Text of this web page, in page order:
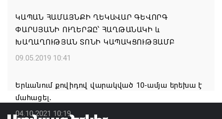
ՍԶՆԱԿ ԵՎ ԴԻՑՄԱՅՐԻ ԳՅՈՒՂԵՐԸ ԱՅՍՈՒՀԵՏԵՎ
ՀԱՄԱԿԱՐԳՎԱԾ ՋՐԱՄԱՏԱԿԱՐԱՐՈՒՄ ԿՈՒՆԵՆԱՆ
05.08.2026 11:26
հաղորդում է ներկայացրել
05.08.2026 11:06
ԿԱՊԱՆ ՀԱՄԱՅՆՔԻ ՂԵԿԱՎԱՐ ԳԵՎՈՐԳ
ՓԱՐՍՅԱՆԻ ՈՒՂԵՐՁԸ՝ ՀԱՂԹԱՆԱԿԻ և
ԽԱՂԱՂՈՒԹՅԱՆ ՏՈՆԻ ԿԱՊԱԿՑՈՒԹՅԱՄԲ
09.05.2019 10:41
Երևանում քովիդով վարակված 10-ամյա երեխա է
մահացել․
04.10.2021 10:19